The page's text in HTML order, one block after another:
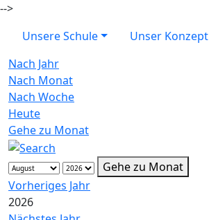
-->
Unsere Schule
Unser Konzept
Nach Jahr
Nach Monat
Nach Woche
Heute
Gehe zu Monat
Gehe zu Monat
Vorheriges Jahr
2026